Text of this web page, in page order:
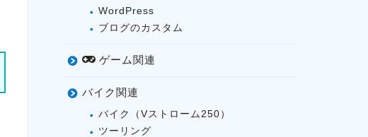
WordPress
ブログのカスタム
ゲーム関連
バイク関連
バイク（Vストローム250）
ツーリング